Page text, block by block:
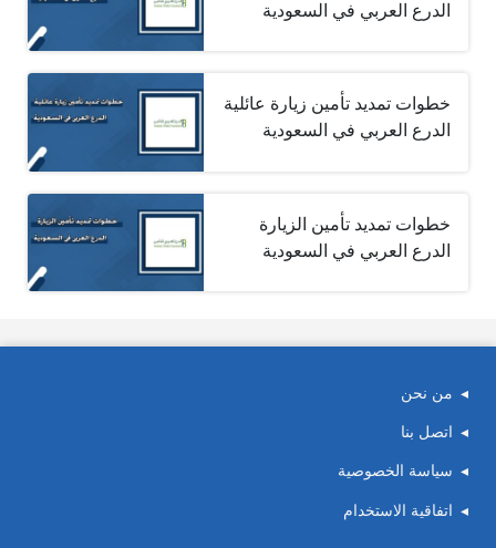
الدرع العربي في السعودية
خطوات تمديد تأمين زيارة عائلية
الدرع العربي في السعودية
خطوات تمديد تأمين الزيارة
الدرع العربي في السعودية
من نحن
اتصل بنا
سياسة الخصوصية
اتفاقية الاستخدام